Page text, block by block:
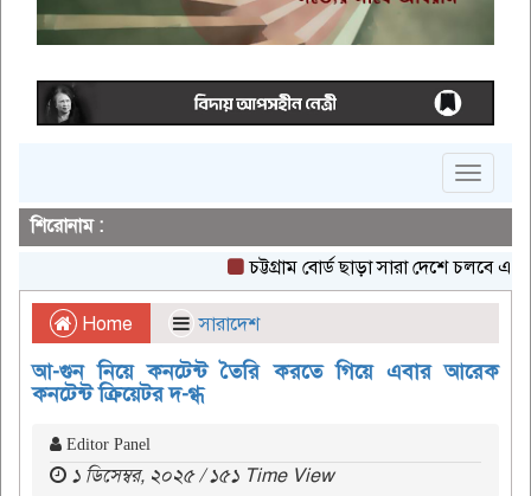
Toggle
শিরোনাম :
চট্টগ্রাম বোর্ড ছাড়া সারা দেশে চলবে
Home সারাদেশ
আ-গুন নিয়ে কনটেন্ট তৈরি করতে গিয়ে এবার আরেক
কনটেন্ট ক্রিয়েটর দ-গ্ধ
Editor Panel
১ ডিসেম্বর, ২০২৫ / ১৫১ Time View